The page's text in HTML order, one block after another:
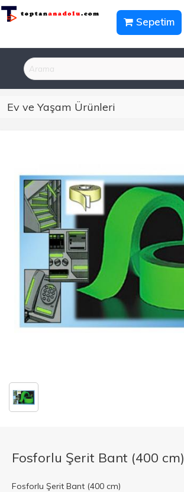
Sepetim
Ev ve Yaşam Ürünleri
Fosforlu Şerit Bant (400 cm)
Fosforlu Şerit Bant (400 cm)